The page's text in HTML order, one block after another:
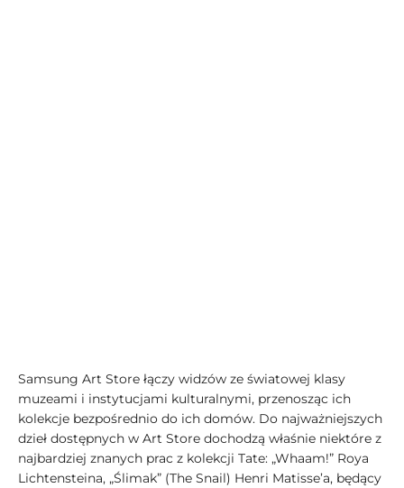
Samsung Art Store łączy widzów ze światowej klasy
muzeami i instytucjami kulturalnymi, przenosząc ich
kolekcje bezpośrednio do ich domów. Do najważniejszych
dzieł dostępnych w Art Store dochodzą właśnie niektóre z
najbardziej znanych prac z kolekcji Tate: „Whaam!” Roya
Lichtensteina, „Ślimak” (The Snail) Henri Matisse’a, będący